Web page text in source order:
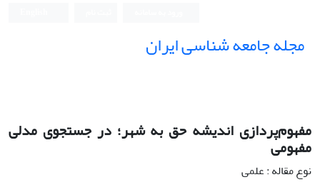
مجله جامعه شناسی ایران
مفهوم‌پردازی اندیشه حق به شهر؛ در جستجوی مدلی
مفهومی
نوع مقاله : علمی